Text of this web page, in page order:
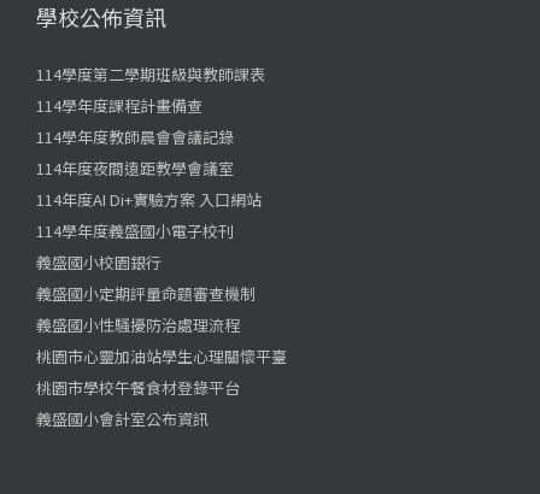
學校公佈資訊
114學度第二學期班級與教師課表
114學年度課程計畫備查
114學年度教師晨會會議記錄
114年度夜間遠距教學會議室
114年度AI Di+實驗方案 入口網站
114學年度義盛國小電子校刊
義盛國小校園銀行
義盛國小定期評量命題審查機制
義盛國小性騷擾防治處理流程
桃園市心靈加油站學生心理關懷平臺
桃園市學校午餐食材登錄平台
義盛國小會計室公布資訊